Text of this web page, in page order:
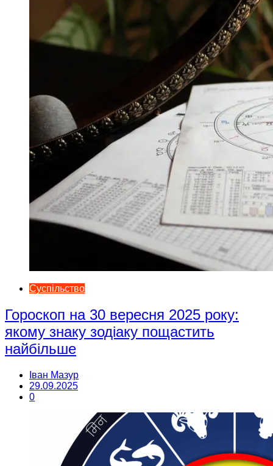
Суспільство
Гороскоп на 30 вересня 2025 року:
якому знаку зодіаку пощастить
найбільше
Іван Мазур
29.09.2025
0